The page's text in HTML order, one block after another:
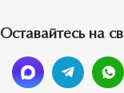
Оставайтесь на